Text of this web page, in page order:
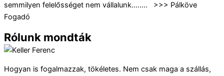
semmilyen felelősséget nem vállalunk…….. >>> Pálköve
Fogadó
Rólunk mondták
Hogyan is fogalmazzak, tökéletes. Nem csak maga a szállás,